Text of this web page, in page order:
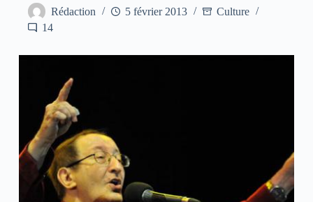
Rédaction 5 février 2013
Culture
14